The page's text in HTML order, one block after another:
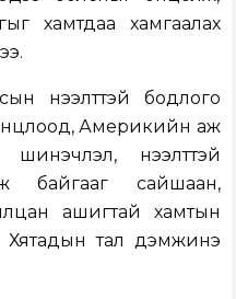
хамтдаа хамгаалах
нээлттэй бодлого
Америкийн аж
шинэчлэл, нээлттэй
байгааг сайшаан,
ашигтай хамтын
Хятадын тал дэмжинэ